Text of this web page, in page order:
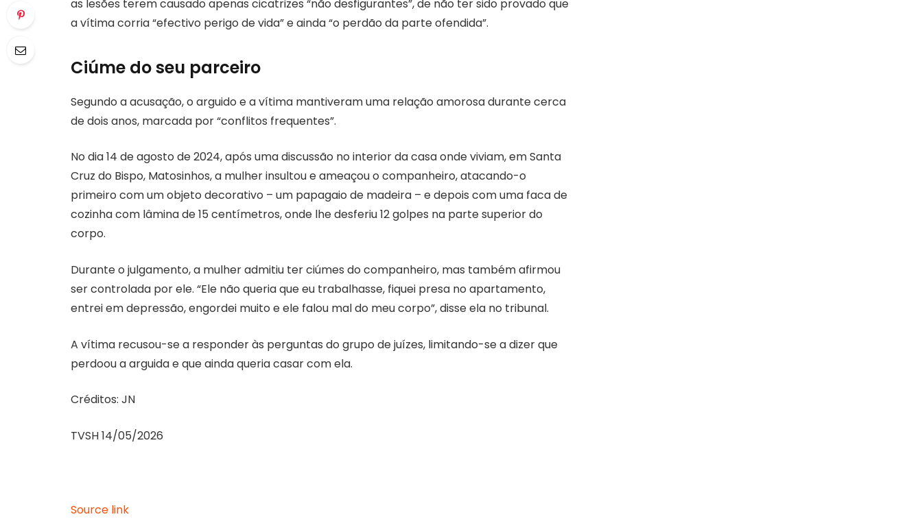
as lesões terem causado apenas cicatrizes “não desfigurantes”, de não ter sido provado que
a vítima corria “efectivo perigo de vida” e ainda “o perdão da parte ofendida”.
Ciúme do seu parceiro
Segundo a acusação, o arguido e a vítima mantiveram uma relação amorosa durante cerca
de dois anos, marcada por “conflitos frequentes”.
No dia 14 de agosto de 2024, após uma discussão no interior da casa onde viviam, em Santa
Cruz do Bispo, Matosinhos, a mulher insultou e ameaçou o companheiro, atacando-o
primeiro com um objeto decorativo – um papagaio de madeira – e depois com uma faca de
cozinha com lâmina de 15 centímetros, onde lhe desferiu 12 golpes na parte superior do
corpo.
Durante o julgamento, a mulher admitiu ter ciúmes do companheiro, mas também afirmou
ser controlada por ele. “Ele não queria que eu trabalhasse, fiquei presa no apartamento,
entrei em depressão, engordei muito e ele falou mal do meu corpo”, disse ela no tribunal.
A vítima recusou-se a responder às perguntas do grupo de juízes, limitando-se a dizer que
perdoou a arguida e que ainda queria casar com ela.
Créditos: JN
TVSH 14/05/2026
Source link